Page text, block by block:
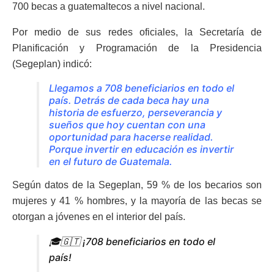
700 becas a guatemaltecos a nivel nacional.
Por medio de sus redes oficiales, la Secretaría de
Planificación y Programación de la Presidencia
(Segeplan) indicó:
Llegamos a 708 beneficiarios en todo el
país. Detrás de cada beca hay una
historia de esfuerzo, perseverancia y
sueños que hoy cuentan con una
oportunidad para hacerse realidad.
Porque invertir en educación es invertir
en el futuro de Guatemala.
Según datos de la Segeplan, 59 % de los becarios son
mujeres y 41 % hombres, y la mayoría de las becas se
otorgan a jóvenes en el interior del país.
🎓🇬🇹 ¡708 beneficiarios en todo el
país!